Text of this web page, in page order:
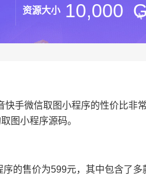
资源大小 10,000 G
手微信取图小程序的性价比非
图小程序源码。
的售价为599元，其中包含了